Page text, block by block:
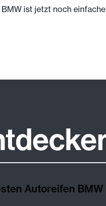
ist jetzt noch
Autoreifen